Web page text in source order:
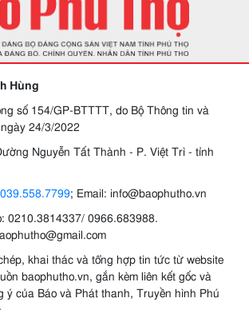
Hùng
số 154/GP-BTTTT, do Bộ Thông tin và
ngày 24/3/2022
Nguyễn Tất Thành - P. Việt Trì - tỉnh
039.558.7799; Email: info@baophutho.vn
0210.3814337/ 0966.683988.
khai thác và tổng hợp tin tức từ website
baophutho.vn, gắn kèm liên kết gốc và
ý của Báo và Phát thanh, Truyền hình Phú